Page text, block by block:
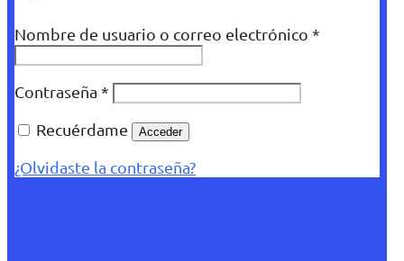
Nombre de usuario o correo electrónico *
Contraseña *
Recuérdame
Acceder
¿Olvidaste la contraseña?